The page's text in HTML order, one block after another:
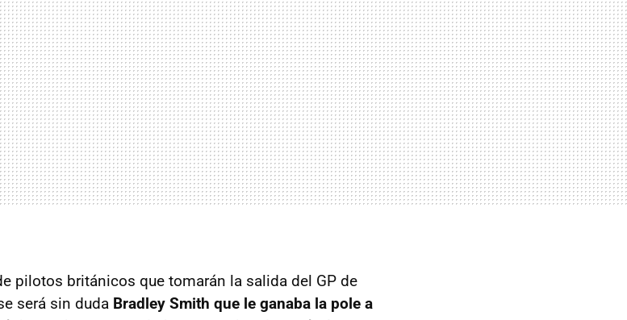
pilotos británicos que tomarán la salida del GP de
será sin duda Bradley Smith que le ganaba la pole a